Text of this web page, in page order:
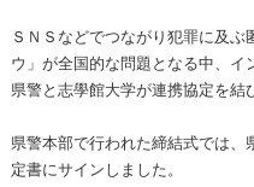
ＳＮＳなどでつながり犯罪に及
ウ」が全国的な問題となる中、イ
県警と志學館大学が連携協定を結
県警本部で行われた締結式では
定書にサインしました。